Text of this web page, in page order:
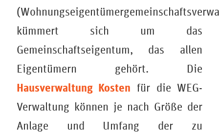
kümmert sich um das
Gemeinschaftseigentum, das allen
Eigentümern gehört. Die
Hausverwaltung Kosten für die WEG-
Verwaltung können je nach Größe der
Anlage und Umfang der zu